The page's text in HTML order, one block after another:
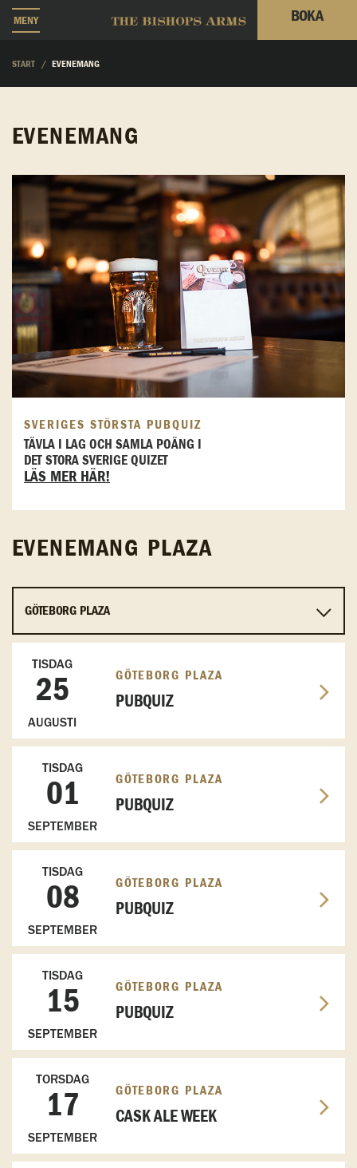
MENY BOKA
START EVENEMANG
EVENEMANG
SVERIGES STÖRSTA PUBQUIZ
TÄVLA I LAG OCH SAMLA POÄNG I
DET STORA SVERIGE QUIZET
LÄS MER HÄR!
EVENEMANG PLAZA
TISDAG
25
AUGUSTI
GÖTEBORG PLAZA
PUBQUIZ
TISDAG
01
SEPTEMBER
GÖTEBORG PLAZA
PUBQUIZ
TISDAG
08
SEPTEMBER
GÖTEBORG PLAZA
PUBQUIZ
TISDAG
15
SEPTEMBER
GÖTEBORG PLAZA
PUBQUIZ
TORSDAG
17
SEPTEMBER
GÖTEBORG PLAZA
CASK ALE WEEK